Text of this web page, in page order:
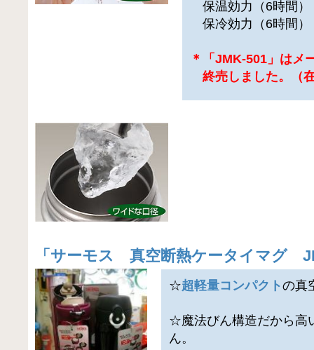
保温効力（6時間）
保冷効力（6時間）
＊「JMK-501」はメ
終売しました。（
「 サーモス 真空断熱ケータイマグ
☆超軽量コンパクトの真
☆魔法びん構造だから高
ん。